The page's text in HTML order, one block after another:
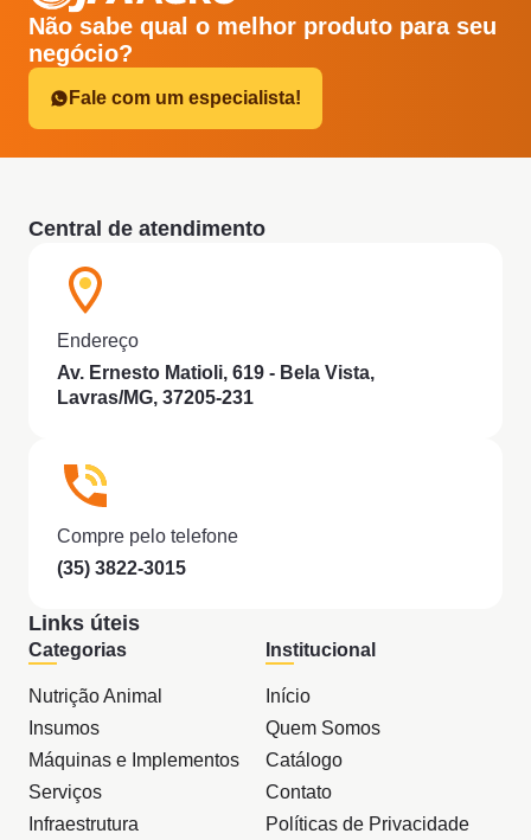
Não sabe qual o melhor produto para seu
negócio?
Fale com um especialista!
Central de atendimento
Endereço
Av. Ernesto Matioli, 619 - Bela Vista,
Lavras/MG, 37205-231
Compre pelo telefone
(35) 3822-3015
Links úteis
Categorias
Nutrição Animal
Insumos
Máquinas e Implementos
Serviços
Infraestrutura
Institucional
Início
Quem Somos
Catálogo
Contato
Políticas de Privacidade